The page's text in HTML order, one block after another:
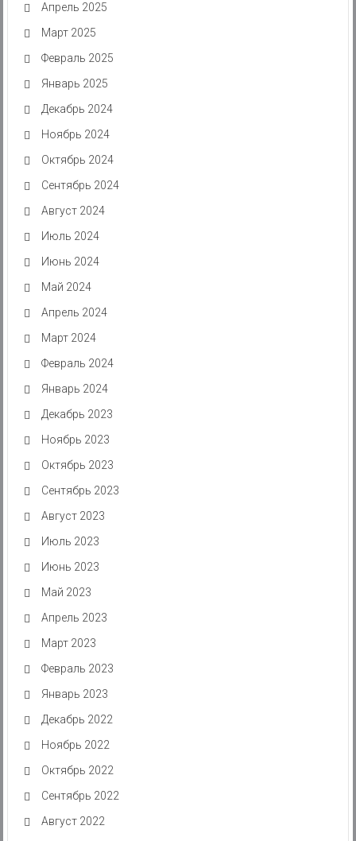
Апрель 2025
Март 2025
Февраль 2025
Январь 2025
Декабрь 2024
Ноябрь 2024
Октябрь 2024
Сентябрь 2024
Август 2024
Июль 2024
Июнь 2024
Май 2024
Апрель 2024
Март 2024
Февраль 2024
Январь 2024
Декабрь 2023
Ноябрь 2023
Октябрь 2023
Сентябрь 2023
Август 2023
Июль 2023
Июнь 2023
Май 2023
Апрель 2023
Март 2023
Февраль 2023
Январь 2023
Декабрь 2022
Ноябрь 2022
Октябрь 2022
Сентябрь 2022
Август 2022